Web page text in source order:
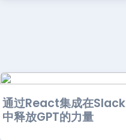
通过React集成在Slack
中释放GPT的力量